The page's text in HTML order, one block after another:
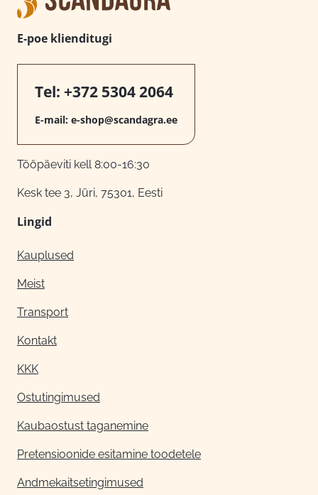
E-poe klienditugi
Tel: +372 5304 2064
E-mail: e-shop@scandagra.ee
Tööpäeviti kell 8:00-16:30
Kesk tee 3, Jüri, 75301, Eesti
Lingid
Kauplused
Meist
Transport
Kontakt
KKK
Ostutingimused
Kaubaostust taganemine
Pretensioonide esitamine toodetele
Andmekaitsetingimused